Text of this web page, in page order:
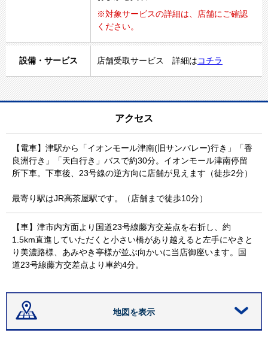
※対象サービスの詳細は、店舗にご確認
ください。
設備・サービス 店舗受取サービス 詳細はコチラ
アクセス
【電車】津駅から「イオンモール津南(旧サンバレー)行き」「香
良洲行き」「天白行き」バスで約30分。イオンモール津南停留
所下車。下車後、23号線の逆方向に店舗が見えます（徒歩2分）
最寄り駅はJR高茶屋駅です。（店舗まで徒歩10分）
【車】津市内方面より国道23号線藤方交差点を右折し、約
1.5km直進していただくと小さい橋があり越えると左手にやきと
り美濃路様、あみやき亭様が並ぶ向かいに当店御座います。国
道23号線藤方交差点より車約4分。
地図を表示